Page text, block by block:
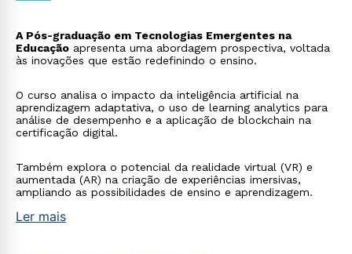
A Pós-graduação em Tecnologias Emergentes na
Educação apresenta uma abordagem prospectiva, voltada
às inovações que estão redefinindo o ensino.
O curso analisa o impacto da inteligência artificial na
aprendizagem adaptativa, o uso de learning analytics para
análise de desempenho e a aplicação de blockchain na
certificação digital.
Também explora o potencial da realidade virtual (VR) e
aumentada (AR) na criação de experiências imersivas,
ampliando as possibilidades de ensino e aprendizagem.
Ler mais